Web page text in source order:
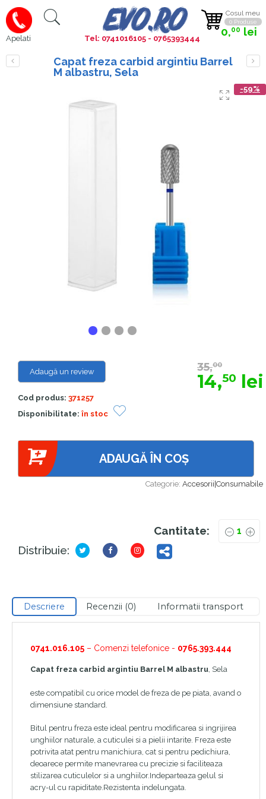
Apelati
Cosul meu
0 Produse
0,00 lei
Tel: 0741016105 - 0765393444
Capat freza carbid argintiu Barrel
M albastru, Sela
-59%
Categorie: Accesorii|Consumabile
Adaugă un review
Cod produs:371257
Disponibilitate: în stoc
35,00
14,50 lei
ADAUGĂ ÎN COȘ
Cantitate:
Distribuie:
Descriere Recenzii (0) Informatii transport
0741.016.105 – Comenzi telefonice - 0765.393.444
Capat freza carbid argintiu Barrel M albastru , Sela
este compatibil cu orice model de freza de pe piata, avand o
dimensiune standard.
Bitul pentru freza este ideal pentru modificarea si ingrijirea
unghiilor naturale, a cuticulei si a pielii intarite. Freza este
potrivita atat pentru manichiura, cat si pentru pedichiura,
deoarece permite manevrarea cu precizie si faciliteaza
stilizarea cuticulelor si a unghiilor.Indeparteaza gelul si
acry-ul cu rapiditate.Rezistenta indelungata.